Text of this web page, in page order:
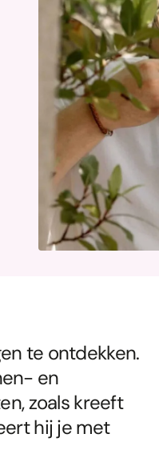
te ontdekken.
en
zoals kreeft
hij je met